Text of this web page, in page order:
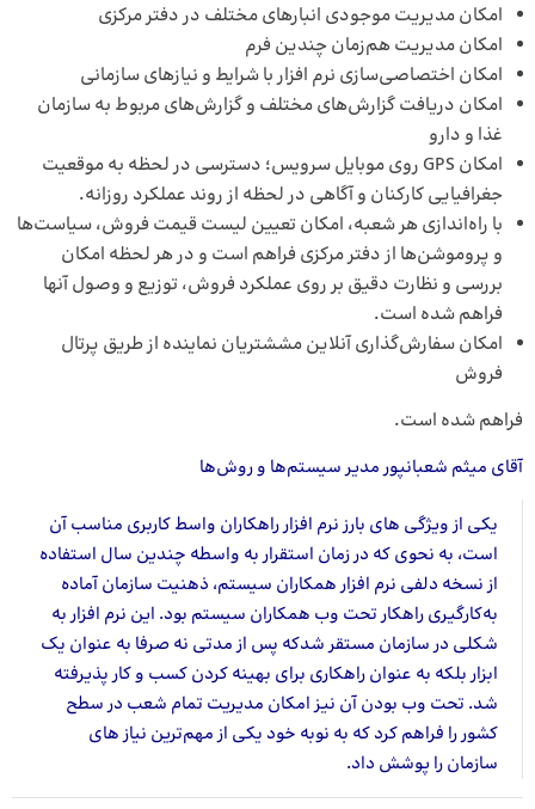
امکان مدیریت موجودی انبارهای مختلف در دفتر مرکزی
امکان مدیریت هم‌زمان چندین فرم
امکان اختصاصی‌سازی نرم افزار با شرایط و نیازهای سازمانی
امکان دریافت گزارش‌های مختلف و گزارش‌های مربوط به سازمان
غذا و دارو
امکان GPS روی موبایل سرویس؛ دسترسی در لحظه به موقعیت
جغرافیایی کارکنان و آگاهی در لحظه از روند عملکرد روزانه.
با راه‌اندازی هر شعبه، امکان تعیین لیست قیمت فروش، سیاست‌ها
و پروموشن‌ها از دفتر مرکزی فراهم است و در هر لحظه امکان
بررسی و نظارت دقیق بر روی عملکرد فروش، توزیع و وصول آنها
فراهم شده است.
امکان سفارش‌گذاری آنلاین مششتریان نماینده از طریق پرتال
فروش
فراهم شده است.
آقای میثم شعبانپور مدیر سیستم‌ها و روش‌ها
یکی از ویژگی های بارز نرم افزار راهکاران واسط کاربری مناسب آن
است، به نحوی که در زمان استقرار به واسطه چندین سال استفاده
از نسخه دلفی نرم افزار همکاران سیستم، ذهنیت سازمان آماده
به‌کارگیری راهکار تحت وب همکاران سیستم بود. این نرم افزار به
شکلی در سازمان مستقر شدکه پس از مدتی نه صرفا به عنوان یک
ابزار بلکه به عنوان راهکاری برای بهینه کردن کسب و کار پذیرفته
شد. تحت وب بودن آن نیز امکان مدیریت تمام شعب در سطح
کشور را فراهم کرد که به نوبه خود یکی از مهم‌ترین نیاز های
سازمان را پوشش داد.